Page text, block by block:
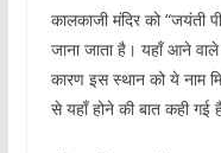
कालकाजी मंदिर को “जयंती
जाना जाता है। यहाँ आने वाले
कारण इस स्थान को ये नाम
से यहाँ होने की बात कही गई